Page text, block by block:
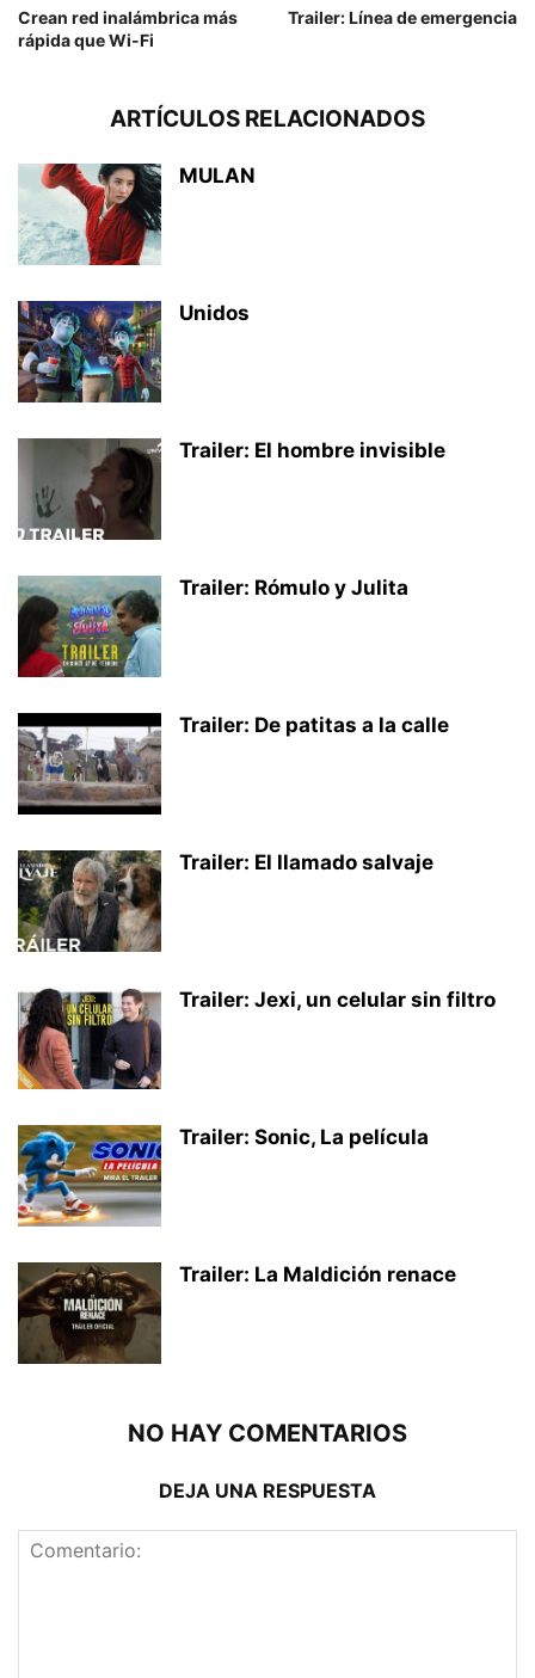
Crean red inalámbrica más
rápida que Wi-Fi
Trailer: Línea de emergencia
ARTÍCULOS RELACIONADOS
MULAN
Unidos
Trailer: El hombre invisible
Trailer: Rómulo y Julita
Trailer: De patitas a la calle
Trailer: El llamado salvaje
Trailer: Jexi, un celular sin filtro
Trailer: Sonic, La película
Trailer: La Maldición renace
NO HAY COMENTARIOS
DEJA UNA RESPUESTA